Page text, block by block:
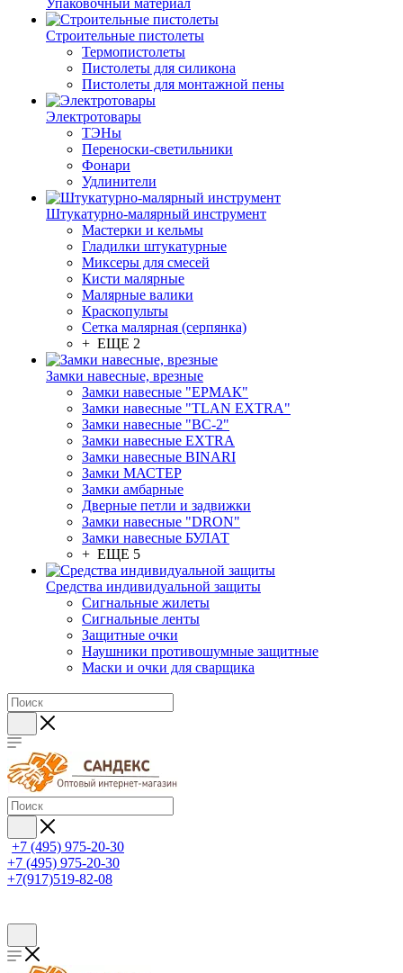
Упаковочный материал
Строительные пистолеты
Термопистолеты
Пистолеты для силикона
Пистолеты для монтажной пены
Электротовары
ТЭНы
Переноски-светильники
Фонари
Удлинители
Штукатурно-малярный инструмент
Мастерки и кельмы
Гладилки штукатурные
Миксеры для смесей
Кисти малярные
Малярные валики
Краскопульты
Сетка малярная (серпянка)
+ ЕЩЕ 2
Замки навесные, врезные
Замки навесные "ЕРМАК"
Замки навесные "TLAN EXTRA"
Замки навесные "ВС-2"
Замки навесные EXTRA
Замки навесные BINARI
Замки МАСТЕР
Замки амбарные
Дверные петли и задвижки
Замки навесные "DRON"
Замки навесные БУЛАТ
+ ЕЩЕ 5
Средства индивидуальной защиты
Сигнальные жилеты
Сигнальные ленты
Защитные очки
Наушники противошумные защитные
Маски и очки для сварщика
+7 (495) 975-20-30
+7 (495) 975-20-30
+7(917)519-82-08